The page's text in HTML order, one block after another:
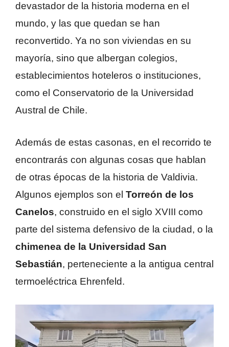
devastador de la historia moderna en el
mundo, y las que quedan se han
reconvertido. Ya no son viviendas en su
mayoría, sino que albergan colegios,
establecimientos hoteleros o instituciones,
como el Conservatorio de la Universidad
Austral de Chile.
Además de estas casonas, en el recorrido te
encontrarás con algunas cosas que hablan
de otras épocas de la historia de Valdivia.
Algunos ejemplos son el Torreón de los
Canelos, construido en el siglo XVIII como
parte del sistema defensivo de la ciudad, o la
chimenea de la Universidad San
Sebastián, perteneciente a la antigua central
termoeléctrica Ehrenfeld.